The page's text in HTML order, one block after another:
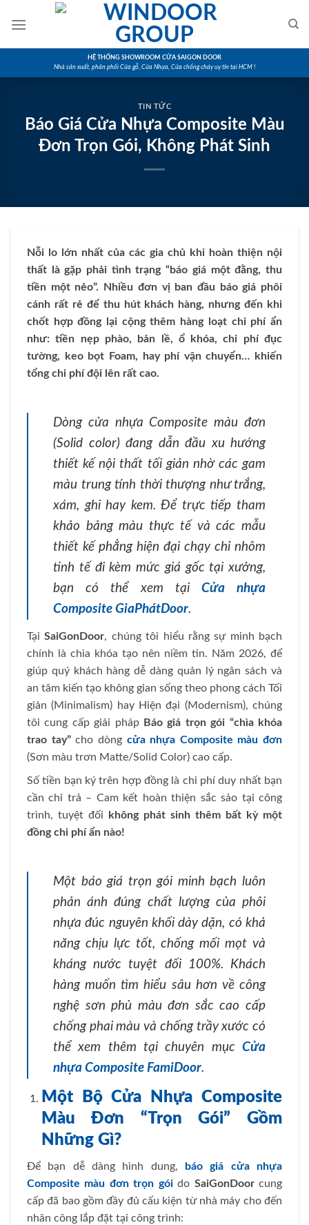
HỆ THỐNG SHOWROOM CỬA SAIGON DOOR
Nhà sản xuất, phân phối Cửa gỗ, Cửa Nhựa, Cửa chống cháy uy tín tại HCM !
TIN TỨC
Báo Giá Cửa Nhựa Composite Màu
Đơn Trọn Gói, Không Phát Sinh
Nỗi lo lớn nhất của các gia chủ khi hoàn thiện nội
thất là gặp phải tình trạng “báo giá một đằng, thu
tiền một nẻo”. Nhiều đơn vị ban đầu báo giá phôi
cánh rất rẻ để thu hút khách hàng, nhưng đến khi
chốt hợp đồng lại cộng thêm hàng loạt chi phí ẩn
như: tiền nẹp phào, bản lề, ổ khóa, chi phí đục
tường, keo bọt Foam, hay phí vận chuyển… khiến
tổng chi phí đội lên rất cao.
Dòng cửa nhựa Composite màu đơn
(Solid color) đang dẫn đầu xu hướng
thiết kế nội thất tối giản nhờ các gam
màu trung tính thời thượng như trắng,
xám, ghi hay kem. Để trực tiếp tham
khảo bảng màu thực tế và các mẫu
thiết kế phẳng hiện đại chạy chỉ nhôm
tinh tế đi kèm mức giá gốc tại xưởng,
bạn có thể xem tại Cửa nhựa
Composite GiaPhátDoor.
TạiSaiGonDoor, chúng tôi hiểu rằng sự minh bạch
chính là chìa khóa tạo nên niềm tin. Năm 2026, để
giúp quý khách hàng dễ dàng quản lý ngân sách và
an tâm kiến tạo không gian sống theo phong cách Tối
giản (Minimalism) hay Hiện đại (Modernism), chúng
tôi cung cấp giải pháp Báo giá trọn gói “chìa khóa
trao tay”cho dòng cửa nhựa Composite màu đơn
(Sơn màu trơn Matte/Solid Color) cao cấp.
Số tiền bạn ký trên hợp đồng là chi phí duy nhất bạn
cần chi trả – Cam kết hoàn thiện sắc sảo tại công
trình, tuyệt đối
không phát sinh thêm bất kỳ một
đồng chi phí ẩn nào!
Một báo giá trọn gói minh bạch luôn
phản ánh đúng chất lượng của phôi
nhựa đúc nguyên khối dày dặn, có khả
năng chịu lực tốt, chống mối mọt và
kháng nước tuyệt đối 100%. Khách
hàng muốn tìm hiểu sâu hơn về công
nghệ sơn phủ màu đơn sắc cao cấp
chống phai màu và chống trầy xước có
thể xem thêm tại chuyên mục Cửa
nhựa Composite FamiDoor.
Một Bộ Cửa Nhựa Composite
Màu Đơn “Trọn Gói” Gồm
Những Gì?
Để bạn dễ dàng hình dung, báo giá cửa nhựa
Composite màu đơn trọn góido SaiGonDoorcung
cấp đã bao gồm đầy đủ cấu kiện từ nhà máy cho đến
nhân công lắp đặt tại công trình: